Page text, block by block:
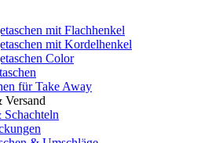
mit Flachhenkel
mit Kordelhenkel
Color
für Take Away
Versand